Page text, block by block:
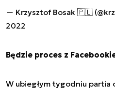
— Krzysztof Bosak 🇵🇱
2022
Będzie proces z
W ubiegłym tygodniu partia